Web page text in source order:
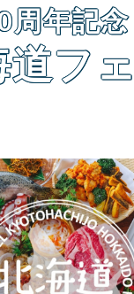
周年記念
道フ